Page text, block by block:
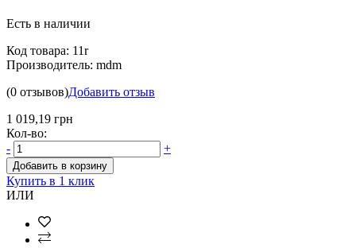
Есть в наличии
Код товара: 11r
Производитель: mdm
(0 отзывов)Добавить отзыв
1 019,19 грн
Кол-во:
-
+
Добавить в корзину
Купить в 1 клик
ИЛИ